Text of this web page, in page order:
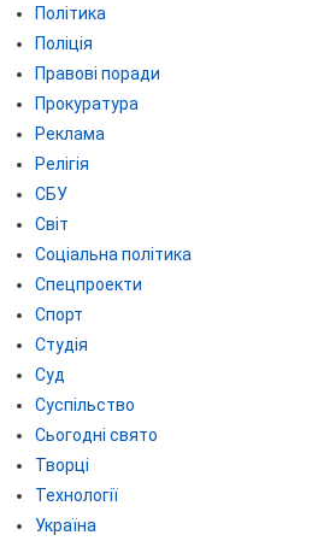
Політика
Поліція
Правові поради
Прокуратура
Реклама
Релігія
СБУ
Світ
Соціальна політика
Спецпроекти
Спорт
Студія
Суд
Суспільство
Сьогодні свято
Творці
Технології
Україна